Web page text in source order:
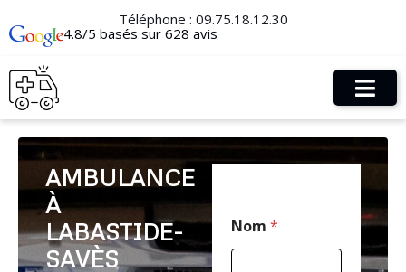
Téléphone : 09.75.18.12.30
4.8/5 basés sur 628 avis
AMBULANCE
À
LABASTIDE-
SAVÈS
Nom *